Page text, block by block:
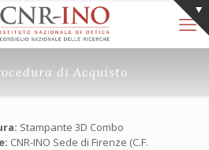
di Acquisto
Stampante 3D Combo
CNR-INO Sede di Firenze (C.F.